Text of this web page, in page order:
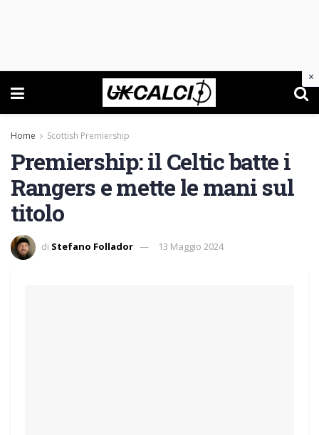
Home Scottish Premiership
Premiership: il Celtic batte i
Rangers e mette le mani sul
titolo
di Stefano Follador 13 Maggio 2024
×